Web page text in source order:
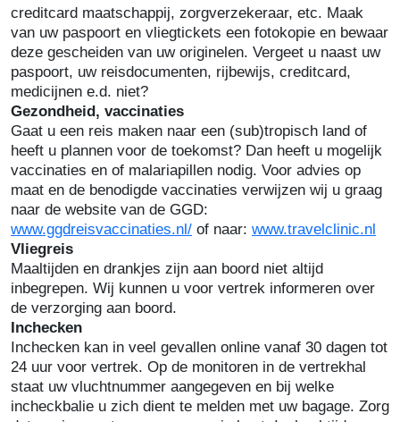
creditcard maatschappij, zorgverzekeraar, etc. Maak
van uw paspoort en vliegtickets een fotokopie en bewaar
deze gescheiden van uw originelen. Vergeet u naast uw
paspoort, uw reisdocumenten, rijbewijs, creditcard,
medicijnen e.d. niet?
Gezondheid, vaccinaties
Gaat u een reis maken naar een (sub)tropisch land of
heeft u plannen voor de toekomst? Dan heeft u mogelijk
vaccinaties en of malariapillen nodig. Voor advies op
maat en de benodigde vaccinaties verwijzen wij u graag
naar de website van de GGD:
www.ggdreisvaccinaties.nl/ of naar: www.travelclinic.nl
Vliegreis
Maaltijden en drankjes zijn aan boord niet altijd
inbegrepen. Wij kunnen u voor vertrek informeren over
de verzorging aan boord.
Inchecken
Inchecken kan in veel gevallen online vanaf 30 dagen tot
24 uur voor vertrek. Op de monitoren in de vertrekhal
staat uw vluchtnummer aangegeven en bij welke
incheckbalie u zich dient te melden met uw bagage. Zorg